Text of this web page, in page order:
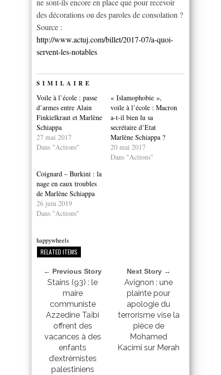
ne sont-ils encore en place que pour recevoir
des décorations ou des paroles de consolation ?
Source :
http://www.actuj.com/billet/2017-07/a-quoi-
servent-les-notables
SIMILAIRE
Voile à l’école : passe
d’armes entre Alain
Finkielkraut et Marlène
Schiappa
27 mai 2017
Dans "Actions"
« Islamophobie »,
voile à l’école : Macron
a-t-il bien lu sa
secrétaire d’Etat
Marlène Schiappa ?
20 mai 2017
Dans "Actions"
Coignard – Burkini : la
nage en eaux troubles
de Marlène Schiappa
26 juin 2019
Dans "Actions"
happywheels
RELATED ITEMS
← Previous Story
Stains (93) : le
maire
communiste
Azzedine Taïbi
offrent des
vacances à des
enfants
d’extrémistes
palestiniens
Next Story →
Avignon : une
plainte pour
apologie du
terrorisme vise la
pièce de
Mohamed
Kacimi sur Merah